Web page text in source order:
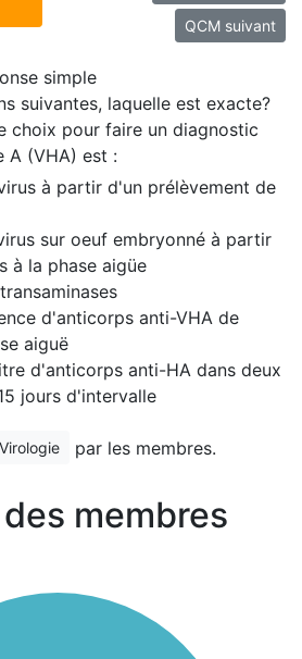
QCM suivant
simple
suivantes, laquelle est exacte?
choix pour faire un diagnostic
A (VHA) est :
à partir d'un prélèvement de
sur oeuf embryonné à partir
à la phase aigüe
d'anticorps anti-VHA de
aiguë
d'anticorps anti-HA dans deux
jours d'intervalle
Virologie par les membres.
membres